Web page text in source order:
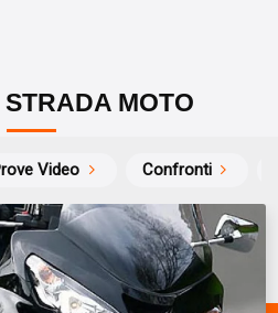
MOTO
Video Confronti